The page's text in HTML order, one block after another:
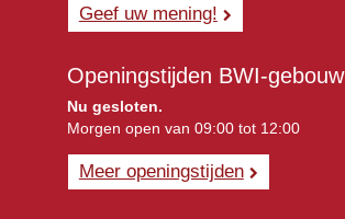
Geef uw mening!
Openingstijden BWI-gebouw
Nu gesloten.
Morgen open van 09:00 tot 12:00
Meer openingstijden